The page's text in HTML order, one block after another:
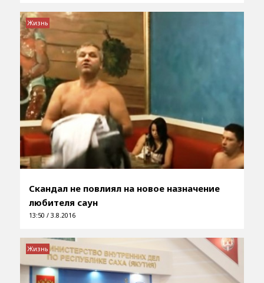
Скандал не повлиял на новое назначение
любителя саун
13:50 / 3.8.2016
Жизнь
Жизнь